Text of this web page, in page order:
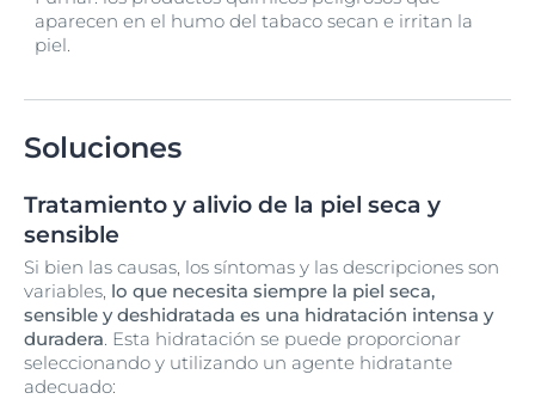
aparecen en el humo del tabaco secan e irritan la
piel.
Soluciones
Tratamiento y alivio de la piel seca y
sensible
Si bien las causas, los síntomas y las descripciones son
variables, lo que necesita siempre la piel seca,
sensible y deshidratada es una hidratación intensa y
duradera. Esta hidratación se puede proporcionar
seleccionando y utilizando un agente hidratante
adecuado: